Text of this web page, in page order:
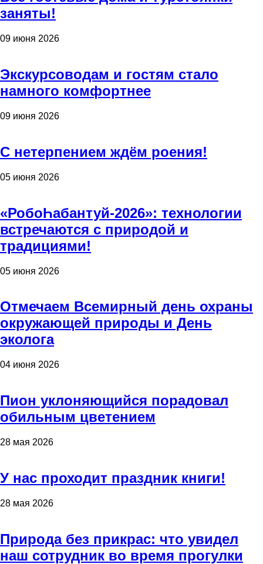
заняты!
09 июня 2026
Экскурсоводам и гостям стало
намного комфортнее
09 июня 2026
С нетерпением ждём роения!
05 июня 2026
«РобоҺабантуй-2026»: технологии
встречаются с природой и
традициями!
05 июня 2026
Отмечаем Всемирный день охраны
окружающей природы и День
эколога
04 июня 2026
Пион уклоняющийся порадовал
обильным цветением
28 мая 2026
У нас проходит праздник книги!
28 мая 2026
Природа без прикрас: что увидел
наш сотрудник во время прогулки